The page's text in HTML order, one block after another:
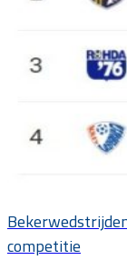
competitie